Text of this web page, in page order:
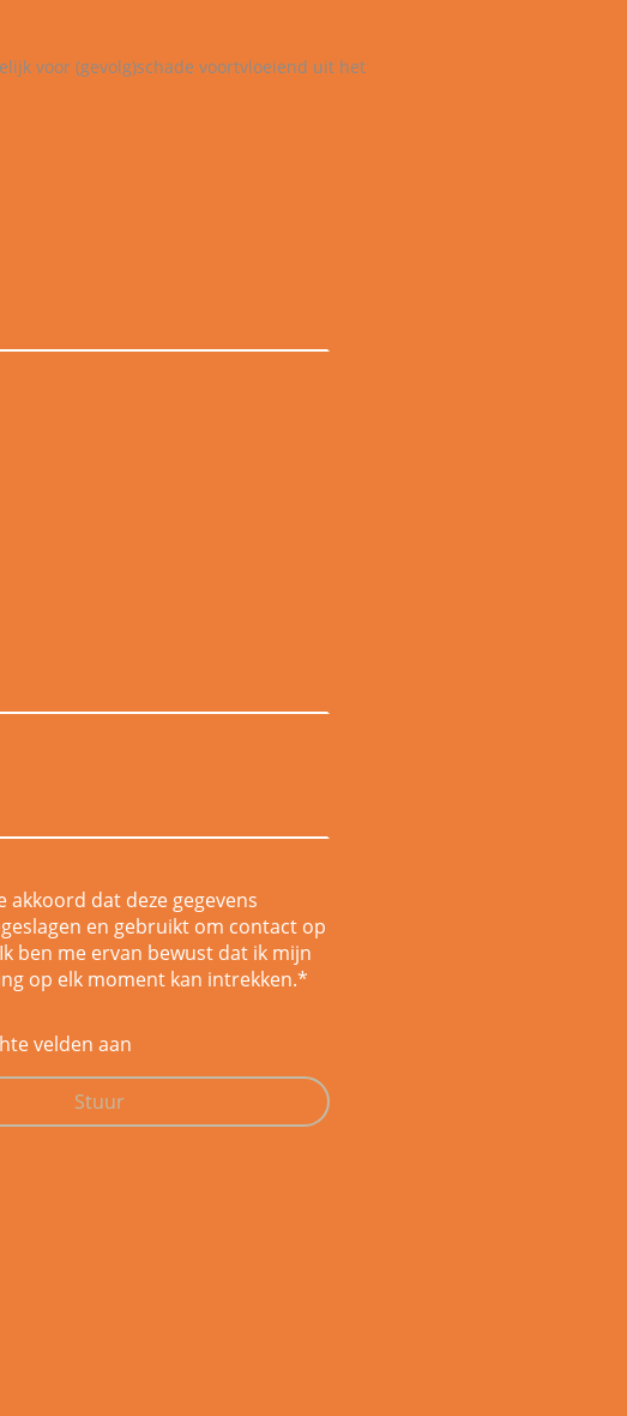
voor (gevolg)schade voortvloeiend uit het
akkoord dat deze gegevens
en gebruikt om contact op
ben me ervan bewust dat ik mijn
op elk moment kan intrekken.*
velden aan
Stuur